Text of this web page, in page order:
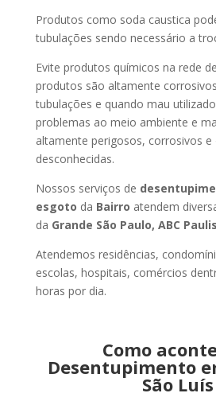
Produtos como soda caustica
tubulações sendo necessário a
Evite produtos químicos na rede
produtos são altamente
tubulações e quando mau
problemas ao meio ambiente e
altamente perigosos, corrosivos e
desconhecidas.
Nossos serviços de
esgoto da Bairro atendem
da Grande São Paulo, ABC
Atendemos residências,
escolas, hospitais, comércios
horas por dia.
Como
Desentupimento
São Luís